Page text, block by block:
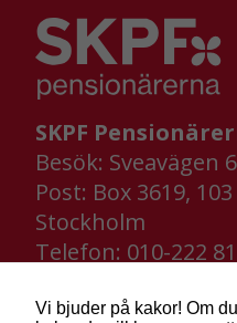
SKPF
Besök: Sveavägen
Post: Box 3619,
Stockholm
Telefon: 010-222
Vi bjuder på kakor! Om